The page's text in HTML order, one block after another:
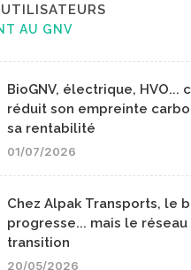
AU GNV
BioGNV, électrique, HVO...
réduit son empreinte
sa rentabilité
01/07/2026
Chez Alpak Transports, le
progresse... mais le
transition
20/05/2026